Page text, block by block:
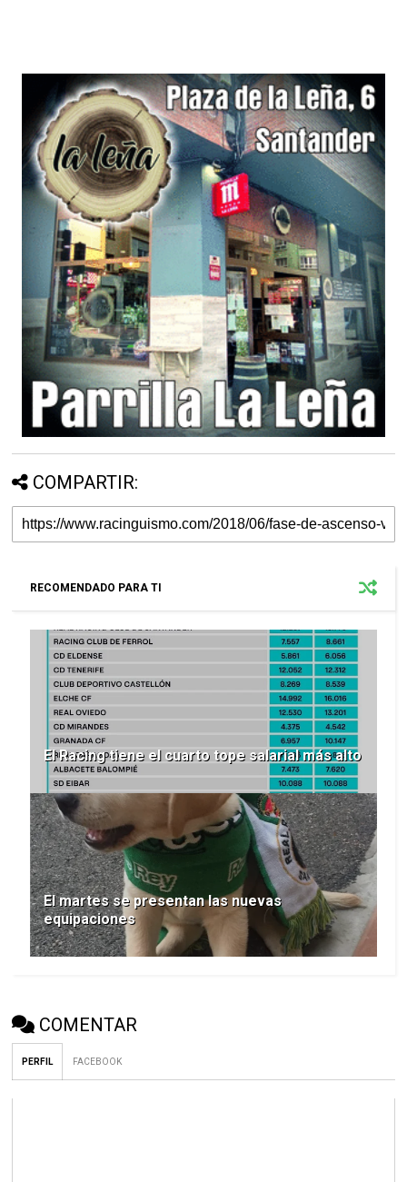
COMPARTIR:
RECOMENDADO PARA TI
El Racing tiene el cuarto tope salarial más alto
El martes se presentan las nuevas
equipaciones
COMENTAR
PERFIL FACEBOOK